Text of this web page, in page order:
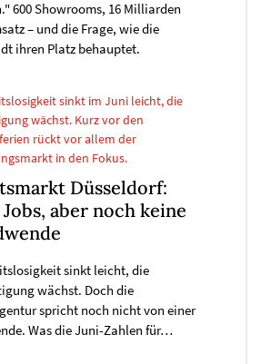
600 Showrooms, 16 Milliarden
– und die Frage, wie die
ihren Platz behauptet.
sinkt im Juni leicht, die
wächst. Kurz vor den
rückt vor allem der
in den Fokus.
Düsseldorf:
aber noch keine
sinkt leicht, die
wächst. Doch die
spricht noch nicht von einer
Was die Juni-Zahlen für…